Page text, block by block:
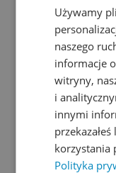
Używamy
naszego
informacje
witryny,
i
innymi
korzystania
Polityka